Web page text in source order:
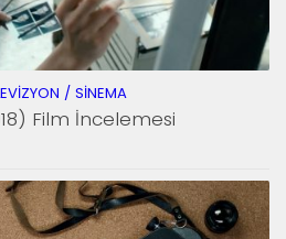
/ SINEMA
Film İncelemesi